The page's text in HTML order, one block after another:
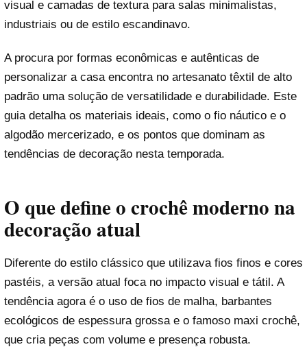
visual e camadas de textura para salas minimalistas,
industriais ou de estilo escandinavo.
A procura por formas econômicas e autênticas de
personalizar a casa encontra no artesanato têxtil de alto
padrão uma solução de versatilidade e durabilidade. Este
guia detalha os materiais ideais, como o fio náutico e o
algodão mercerizado, e os pontos que dominam as
tendências de decoração nesta temporada.
O que define o crochê moderno na
decoração atual
Diferente do estilo clássico que utilizava fios finos e cores
pastéis, a versão atual foca no impacto visual e tátil. A
tendência agora é o uso de fios de malha, barbantes
ecológicos de espessura grossa e o famoso maxi crochê,
que cria peças com volume e presença robusta.